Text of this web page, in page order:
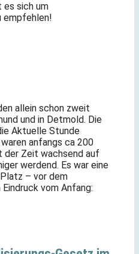
es sich um
empfehlen!
allein schon zweit
und in Detmold. Die
Aktuelle Stunde
anfangs ca 200
der Zeit wachsend auf
werdend. Es war eine
– vor dem
vom Anfang: